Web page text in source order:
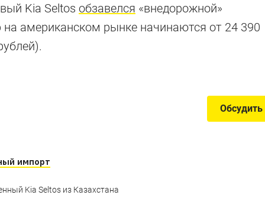
Kia Seltos обзавелся «внедорожной»
на американском рынке начинаются от 24 390
отсутствия в России
Обсудить
импорт
Kia Seltos из Казахстана